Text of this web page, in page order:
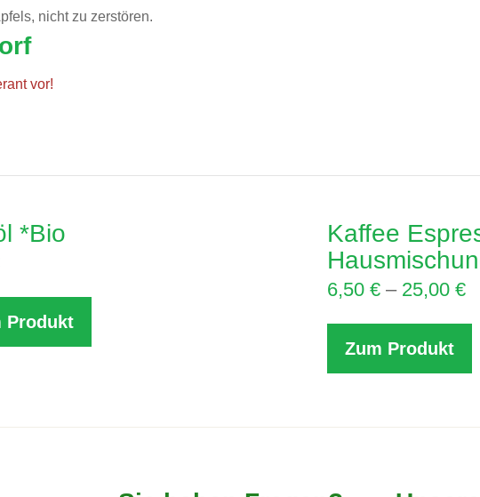
nicht zu zerstören.
vor!
*Bio
Produkt
Kaffee
6,50 €– 25,00 €
Zum Produkt